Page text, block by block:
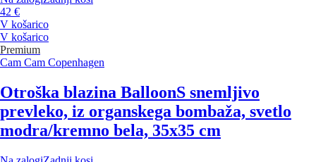
42 €
V košarico
V košarico
Premium
Cam Cam Copenhagen
Otroška blazina BalloonS snemljivo
prevleko, iz organskega bombaža, svetlo
modra/kremno bela, 35x35 cm